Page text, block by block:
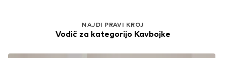
NAJDI PRAVI KROJ
Vodič za kategorijo Kavbojke